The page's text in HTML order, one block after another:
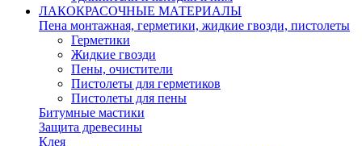
ЛАКОКРАСОЧНЫЕ МАТЕРИАЛЫ
Пена монтажная, герметики, жидкие гвозди, пистолеты
Герметики
Жидкие гвозди
Пены, очистители
Пистолеты для герметиков
Пистолеты для пены
Битумные мастики
Защита древесины
Клея